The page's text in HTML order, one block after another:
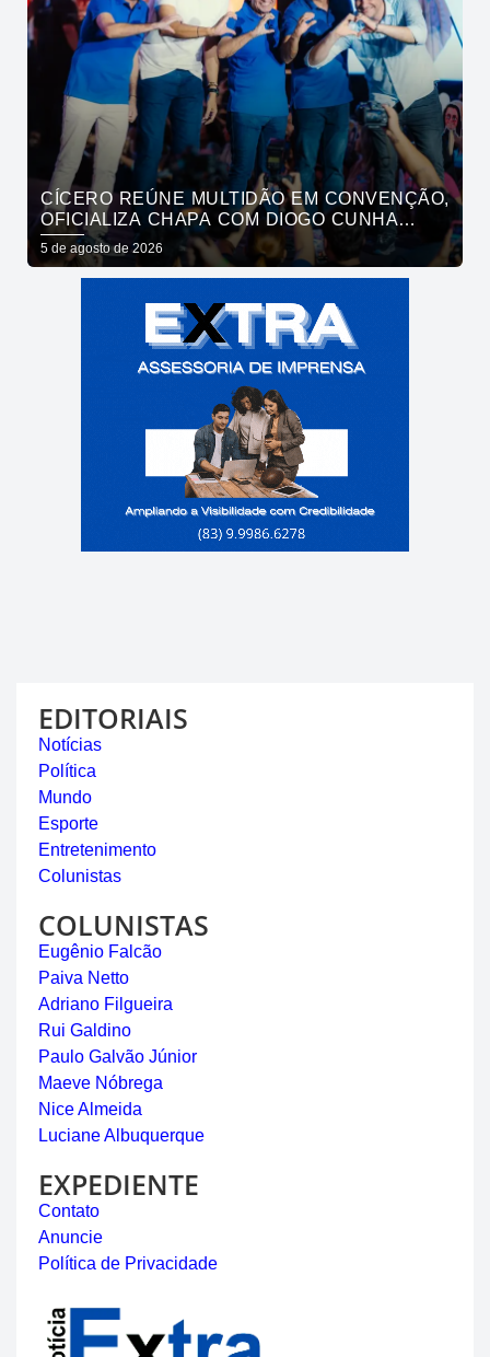
CÍCERO REÚNE MULTIDÃO EM CONVENÇÃO,
OFICIALIZA CHAPA COM DIOGO CUNHA
LIMA, VENEZIANO E ANDRÉ GADELHA E
CONVOCA PARAÍBA A DAR O PRÓXIMO
PASSO
5 de agosto de 2026
EDITORIAIS
Notícias
Política
Mundo
Esporte
Entretenimento
Colunistas
COLUNISTAS
Eugênio Falcão
Paiva Netto
Adriano Filgueira
Rui Galdino
Paulo Galvão Júnior
Maeve Nóbrega
Nice Almeida
Luciane Albuquerque
EXPEDIENTE
Contato
Anuncie
Política de Privacidade